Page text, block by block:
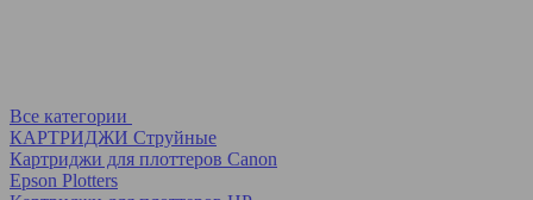
Все категории
КАРТРИДЖИ Струйные
Картриджи для плоттеров Canon
Epson Plotters